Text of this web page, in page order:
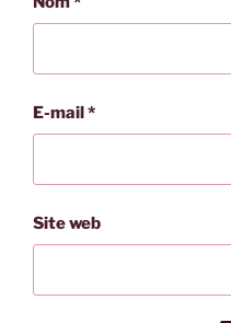
E-mail*
Site web